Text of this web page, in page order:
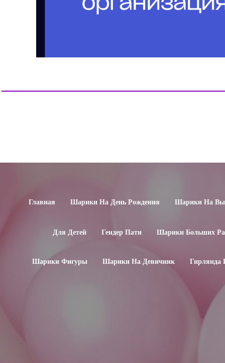
Главная Шарики На День Рождения Шарики На
Для Детей Гендер Пати Шарики Больших
Шарики Фигуры Шарики На Девичник Гирлянда